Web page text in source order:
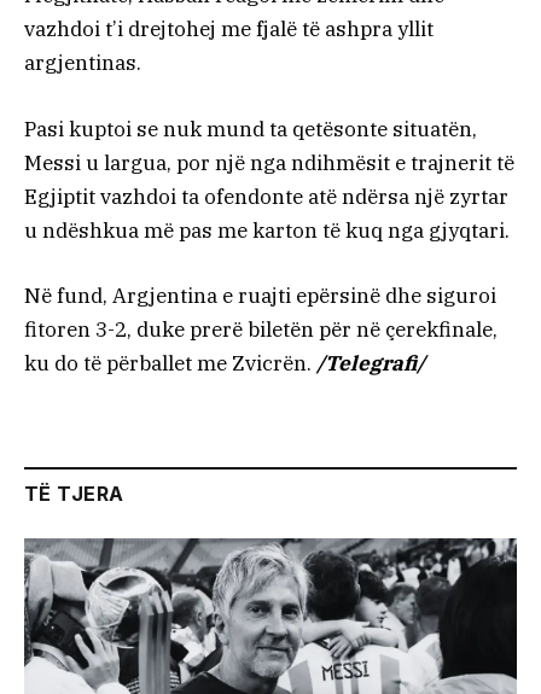
vazhdoi t’i drejtohej me fjalë të ashpra yllit
argjentinas.
Pasi kuptoi se nuk mund ta qetësonte situatën,
Messi u largua, por një nga ndihmësit e trajnerit të
Egjiptit vazhdoi ta ofendonte atë ndërsa një zyrtar
u ndëshkua më pas me karton të kuq nga gjyqtari.
Në fund, Argjentina e ruajti epërsinë dhe siguroi
fitoren 3-2, duke prerë biletën për në çerekfinale,
ku do të përballet me Zvicrën. /Telegrafi/
TË TJERA